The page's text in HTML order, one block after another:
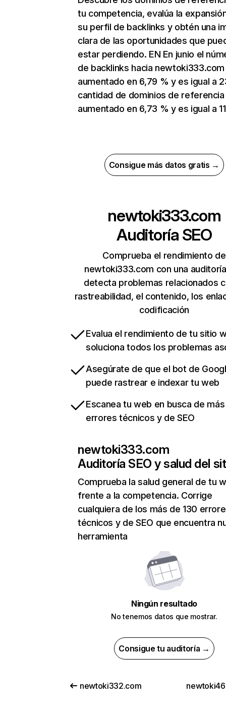
tu competencia, evalúa la
su perfil de backlinks y obtén una
clara de las oportunidades que
estar perdiendo. EN En junio el
de backlinks hacia newtoki333.com
aumentado en 6,79 % y es igual a
cantidad de dominios de referencia
aumentado en 6,73 % y es igual a
Consigue más datos gratis →
newtoki333.com
Auditoría SEO
Comprueba el rendimiento de
newtoki333.com con una
detecta problemas relacionados
rastreabilidad, el contenido, los
codificación
Evalua el rendimiento de tu sitio
soluciona todos los problemas
Asegúrate de que el bot de
puede rastrear e indexar tu web
Escanea tu web en busca de
errores técnicos y de SEO
newtoki333.com
Auditoría SEO y salud del
Comprueba la salud general de tu
frente a la competencia. Corrige
cualquiera de los más de 130
técnicos y de SEO que encuentra
herramienta
Ningún resultado
No tenemos datos que mostrar.
Consigue tu auditoría →
newtoki332.com